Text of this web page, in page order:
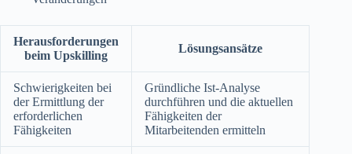
Herausforderungen
beim Upskilling
Lösungsansätze
Schwierigkeiten bei
der Ermittlung der
erforderlichen
Fähigkeiten
Gründliche Ist-Analyse
durchführen und die aktuellen
Fähigkeiten der
Mitarbeitenden ermitteln